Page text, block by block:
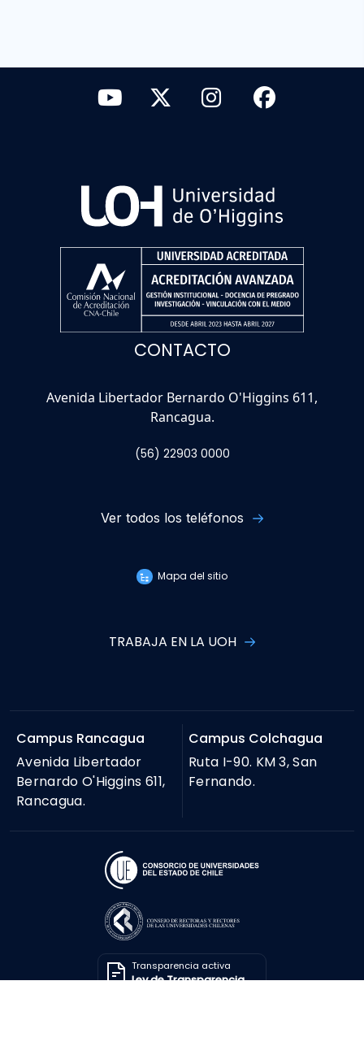
CONTACTO
Avenida Libertador Bernardo O'Higgins 611,
Rancagua.
(56) 22903 0000
Ver todos los teléfonos
Mapa del sitio
TRABAJA EN LA UOH
Campus Rancagua
Avenida Libertador
Bernardo O'Higgins 611,
Rancagua.
Campus Colchagua
Ruta I-90. KM 3, San
Fernando.
Transparencia activa
Ley de Transparencia